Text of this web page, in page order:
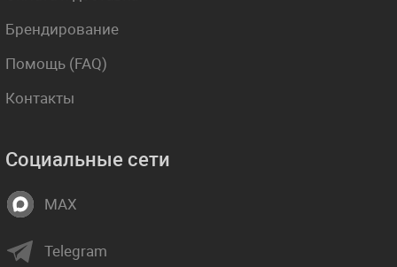
Брендирование
Помощь (FAQ)
Контакты
Социальные сети
MAX
Telegram